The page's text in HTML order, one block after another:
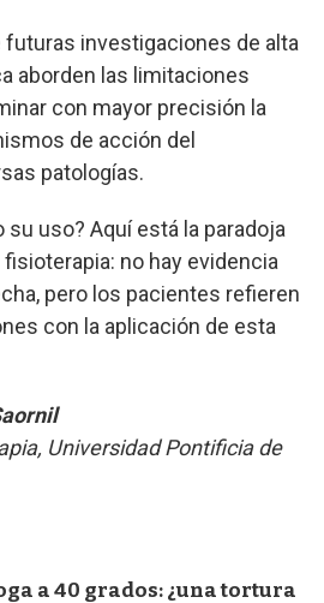
investigaciones de alta
aborden las limitaciones
con mayor precisión la
de acción del
patologías.
su uso? Aquí está la paradoja
no hay evidencia
pero los pacientes refieren
con la aplicación de esta
Universidad Pontificia de
a 40 grados: ¿una tortura